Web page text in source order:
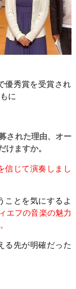
優秀賞を受賞され
に
された理由、オー
けますか。
信じて演奏しまし
ことを気にするよ
エフの音楽の魅力
る先が明確だった